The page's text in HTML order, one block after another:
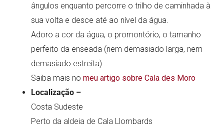
ângulos enquanto percorre o trilho de caminhada à
sua volta e desce até ao nível da água.
Adoro a cor da água, o promontório, o tamanho
perfeito da enseada (nem demasiado larga, nem
demasiado estreita)…
Saiba mais nomeu artigo sobre Cala des Moro
Localização –
Costa Sudeste
Perto da aldeia de Cala Llombards